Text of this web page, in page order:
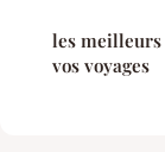
les meilleurs
vos voyages